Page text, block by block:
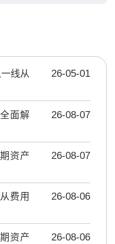
线从
26-05-01
面解
26-08-07
资产
26-08-07
费用
26-08-06
资产
26-08-06